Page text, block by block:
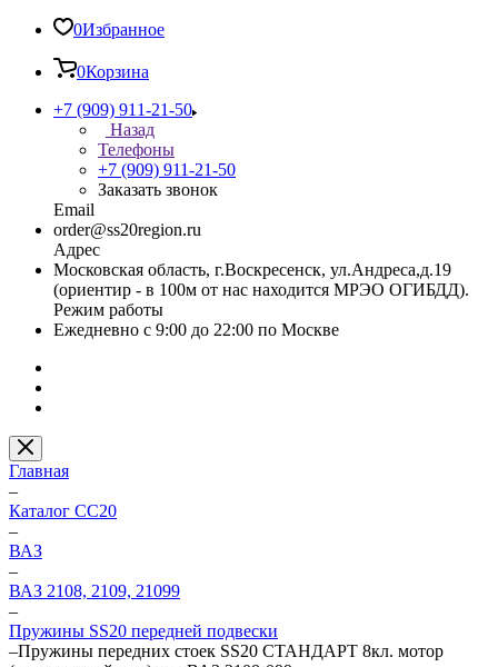
0Избранное
0Корзина
+7 (909) 911-21-50
Назад
Телефоны
+7 (909) 911-21-50
Заказать звонок
Email
order@ss20region.ru
Адрес
Московская область, г.Воскресенск, ул.Андреса,д.19
(ориентир - в 100м от нас находится МРЭО ОГИБДД).
Режим работы
Ежедневно с 9:00 до 22:00 по Москве
Главная
–
Каталог CC20
–
ВАЗ
–
ВАЗ 2108, 2109, 21099
–
Пружины SS20 передней подвески
–Пружины передних стоек SS20 СТАНДАРТ 8кл. мотор